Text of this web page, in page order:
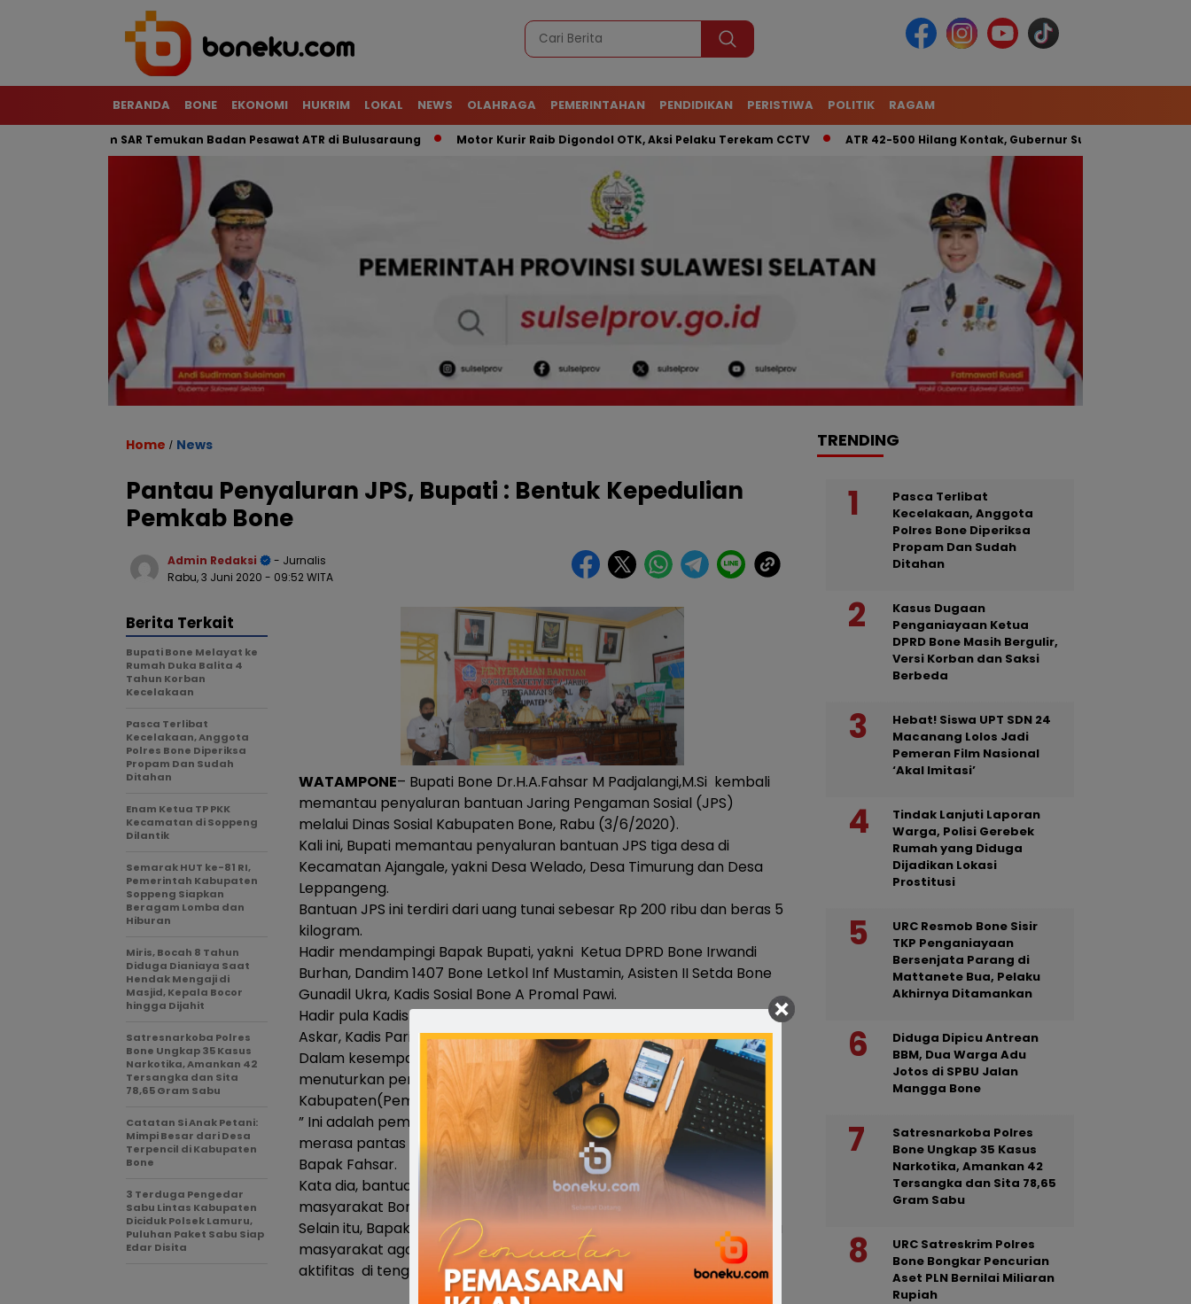
BERANDA BONE EKONOMI HUKRIM LOKAL NEWS OLAHRAGA PEMERINTAHAN PENDIDIKAN PERISTIWA POLITIK RAGAM
Terjal, Tim SAR Temukan Badan Pesawat ATR di Bulusaraung Motor Kurir Raib Digondol OTK, Aksi Pelaku Terekam CCTV ATR 42-500 Hilang Kontak, Gubernur Sulsel: Kita Kerahkan
Home / News
Pantau Penyaluran JPS, Bupati : Bentuk Kepedulian
Pemkab Bone
Admin Redaksi
- Jurnalis
Rabu, 3 Juni 2020 - 09:52 WITA
WATAMPONE– Bupati Bone Dr.H.A.Fahsar M Padjalangi,M.Si kembali
memantau penyaluran bantuan Jaring Pengaman Sosial (JPS)
melalui Dinas Sosial Kabupaten Bone, Rabu (3/6/2020).
Kali ini, Bupati memantau penyaluran bantuan JPS tiga desa di
Kecamatan Ajangale, yakni Desa Welado, Desa Timurung dan Desa
Leppangeng.
Bantuan JPS ini terdiri dari uang tunai sebesar Rp 200 ribu dan beras 5
kilogram.
Hadir mendampingi Bapak Bupati, yakni Ketua DPRD Bone Irwandi
Burhan, Dandim 1407 Bone Letkol Inf Mustamin, Asisten II Setda Bone
Gunadil Ukra, Kadis Sosial Bone A Promal Pawi.
Hadir pula Kadis Perindustrian Bone Ir Khalil Syihab, Kadis PU Bone H
Askar, Kadis Pariwisata Bone Budiono, Kadis Kominfo Bone A Amran.
Dalam kesempatan itu, Bupati Bone Dr H A Fahsar M Padjalangi
menuturkan pembagian bantuan JPS berasal dari Pemerintah
Kabupaten(Pemkab) Bone.
” Ini adalah pembagian yang diberikan kepada masyarakat yang
merasa pantas dapat bantuan, tetapi belum dapat bantuan,” kata
Bapak Fahsar.
Kata dia, bantuan itu wujud bentuk kepedulian Pemkab kepada
masyarakat Bone.
Selain itu, Bapak Bupati juga menghimbau dan mengingatkan kepada
masyarakat agar memperhatikan protokoler kesehatan dalam
aktifitas di tengah pandemi Covid 19.(*).
Berita Terkait
Bupati Bone Melayat ke
Rumah Duka Balita 4
Tahun Korban
Kecelakaan
Pasca Terlibat
Kecelakaan, Anggota
Polres Bone Diperiksa
Propam Dan Sudah
Ditahan
Enam Ketua TP PKK
Kecamatan di Soppeng
Dilantik
Semarak HUT ke-81 RI,
Pemerintah Kabupaten
Soppeng Siapkan
Beragam Lomba dan
Hiburan
Miris, Bocah 8 Tahun
Diduga Dianiaya Saat
Hendak Mengaji di
Masjid, Kepala Bocor
hingga Dijahit
Satresnarkoba Polres
Bone Ungkap 35 Kasus
Narkotika, Amankan 42
Tersangka dan Sita
78,65 Gram Sabu
Catatan Si Anak Petani:
Mimpi Besar dari Desa
Terpencil di Kabupaten
Bone
3 Terduga Pengedar
Sabu Lintas Kabupaten
Diciduk Polsek Lamuru,
Puluhan Paket Sabu Siap
Edar Disita
TRENDING
Pasca Terlibat
Kecelakaan, Anggota
Polres Bone Diperiksa
Propam Dan Sudah
Ditahan
Kasus Dugaan
Penganiayaan Ketua
DPRD Bone Masih Bergulir,
Versi Korban dan Saksi
Berbeda
Hebat! Siswa UPT SDN 24
Macanang Lolos Jadi
Pemeran Film Nasional
‘Akal Imitasi’
Tindak Lanjuti Laporan
Warga, Polisi Gerebek
Rumah yang Diduga
Dijadikan Lokasi
Prostitusi
URC Resmob Bone Sisir
TKP Penganiayaan
Bersenjata Parang di
Mattanete Bua, Pelaku
Akhirnya Ditamankan
Diduga Dipicu Antrean
BBM, Dua Warga Adu
Jotos di SPBU Jalan
Mangga Bone
Satresnarkoba Polres
Bone Ungkap 35 Kasus
Narkotika, Amankan 42
Tersangka dan Sita 78,65
Gram Sabu
URC Satreskrim Polres
Bone Bongkar Pencurian
Aset PLN Bernilai Miliaran
Rupiah